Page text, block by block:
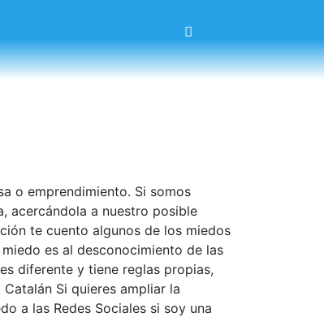
o emprendimiento. Si somos
acercándola a nuestro posible
te cuento algunos de los miedos
es al desconocimiento de las
diferente y tiene reglas propias,
Si quieres ampliar la
a las Redes Sociales si soy una